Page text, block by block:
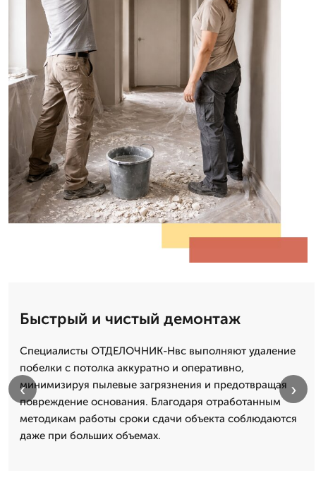
Быстрый и чистый демонтаж
Специалисты ОТДЕЛОЧНИК-Нвс выполняют удаление
побелки с потолка аккуратно и оперативно,
минимизируя пылевые загрязнения и предотвращая
повреждение основания. Благодаря отработанным
методикам работы сроки сдачи объекта соблюдаются
даже при больших объемах.
‹ ›